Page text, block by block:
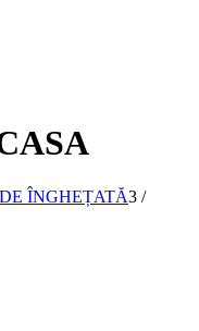
ÎNGHEȚATĂ3 /